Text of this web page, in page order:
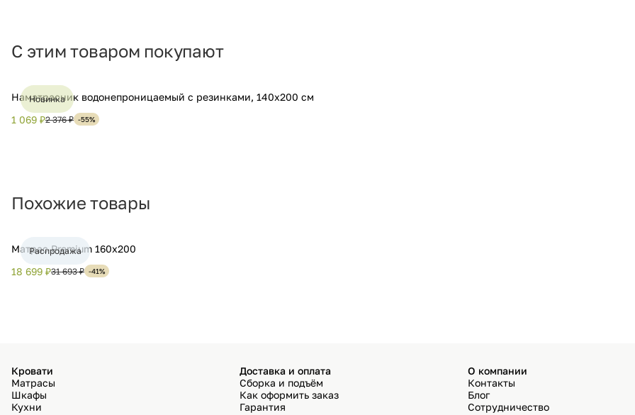
С этим товаром покупают
Наматрасник водонепроницаемый с резинками, 140х200 см
1 069 ₽2 376 ₽ -55%
Новинка
Похожие товары
Матрас Premium 160х200
18 699 ₽31 693 ₽ -41%
Распродажа
Кровати
Матрасы
Шкафы
Кухни
Доставка и оплата
Сборка и подъём
Как оформить заказ
Гарантия
О компании
Контакты
Блог
Сотрудничество